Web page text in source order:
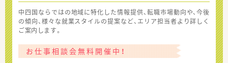
中四国ならではの地域に特化した情報提供、転職市場動向や、今後
の傾向、様々な就業スタイルの提案など、エリア担当者より詳しく
ご案内します。
お仕事相談会無料開催中！